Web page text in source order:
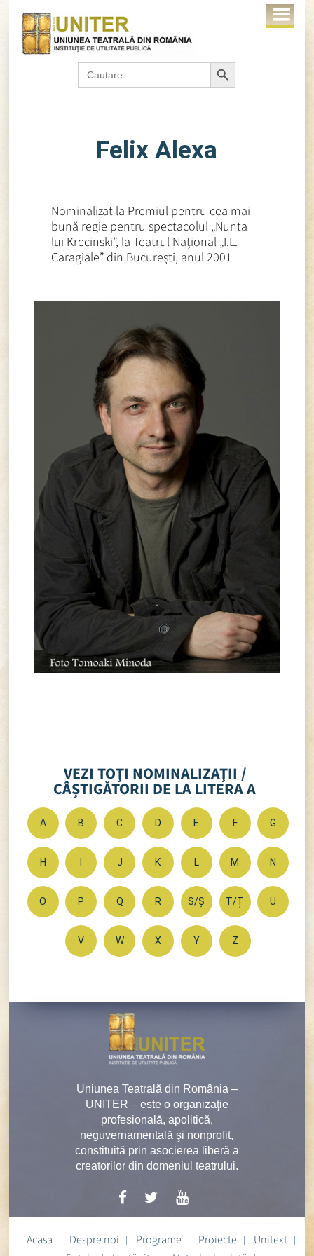
Search
for:
Search Button
Felix Alexa
Nominalizat la Premiul pentru cea mai
bună regie pentru spectacolul „Nunta
lui Krecinski”, la Teatrul Național „I.L.
Caragiale” din București, anul 2001
VEZI TOȚI NOMINALIZAȚII /
CÂȘTIGĂTORII DE LA LITERA A
A B C D E F G
H J K L M N
O P Q R S/Ș T/Ț U
V W X Y Z
Uniunea Teatrală din România –
UNITER – este o organizaţie
profesională, apolitică,
neguvernamentală şi nonprofit,
constituită prin asocierea liberă a
creatorilor din domeniul teatrului.
Acasa Despre noi Programe Proiecte
Unitext